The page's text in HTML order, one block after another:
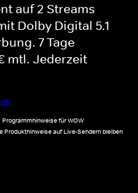
auf 2 Streams
Dolby Digital 5.1
7 Tage
mtl. Jederzeit
für WOW
Produkthinweise auf Live-Sendern bleiben